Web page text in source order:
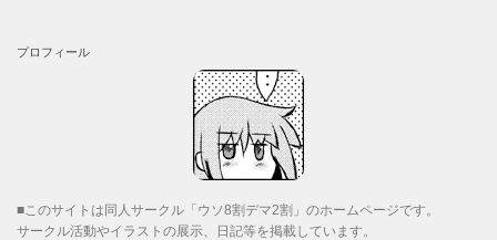
プロフィール
■このサイトは同人サークル「ウソ8割デマ2割」のホームページです。
サークル活動やイラストの展示、日記等を掲載しています。